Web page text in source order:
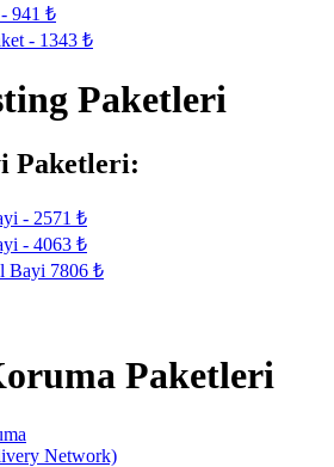
941 ₺
- 1343 ₺
Paketleri
Paketleri:
- 2571 ₺
- 4063 ₺
Bayi 7806 ₺
Paketleri
Network)